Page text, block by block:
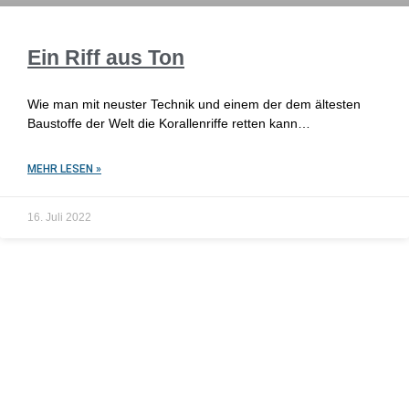
Ein Riff aus Ton
Wie man mit neuster Technik und einem der dem ältesten
Baustoffe der Welt die Korallenriffe retten kann…
MEHR LESEN »
16. Juli 2022